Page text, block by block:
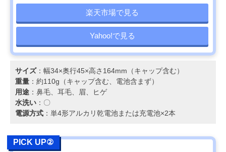
楽天市場で見る
Yahoo!で見る
サイズ：幅34×奥行45×高さ164mm（キャップ含む）
重量 ：約110g（キャップ含む、電池含まず）
用途 ：鼻毛、耳毛、眉、ヒゲ
水洗い ：〇
電源方式 ：単4形アルカリ乾電池または充電池×2本
PICK UP②